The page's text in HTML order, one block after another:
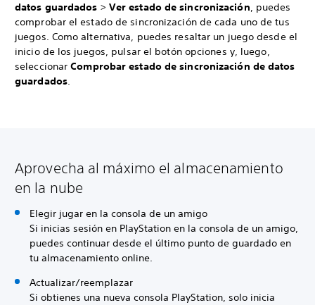
datos guardados > Ver estado de sincronización, puedes
comprobar el estado de sincronización de cada uno de tus
juegos. Como alternativa, puedes resaltar un juego desde el
inicio de los juegos, pulsar el botón opciones y, luego,
seleccionarComprobar estado de sincronización de datos
guardados.
Aprovecha al máximo el almacenamiento
en la nube
Elegir jugar en la consola de un amigo
Si inicias sesión en PlayStation en la consola de un amigo,
puedes continuar desde el último punto de guardado en
tu almacenamiento online.
Actualizar/reemplazar
Si obtienes una nueva consola PlayStation, solo inicia